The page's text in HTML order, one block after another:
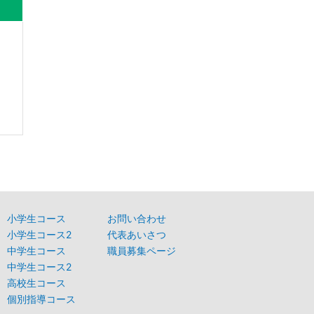
小学生コース
小学生コース2
中学生コース
中学生コース2
高校生コース
個別指導コース
お問い合わせ
代表あいさつ
職員募集ページ